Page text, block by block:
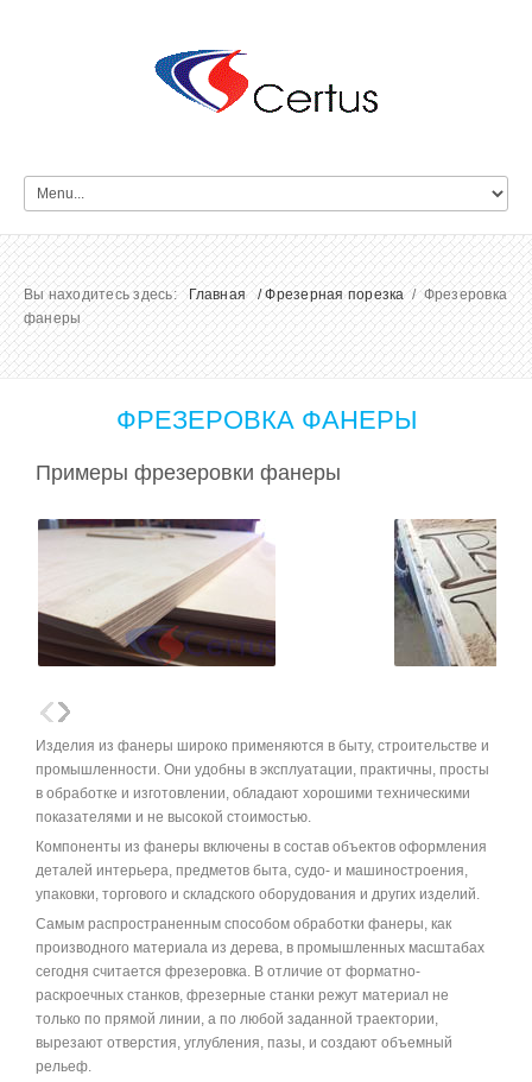
Вы находитесь здесь:Главная / Фрезерная порезка/ Фрезеровка
фанеры
ФРЕЗЕРОВКА ФАНЕРЫ
Примеры фрезеровки фанеры
Изделия из фанеры широко применяются в быту, строительстве и
промышленности. Они удобны в эксплуатации, практичны, просты
в обработке и изготовлении, обладают хорошими техническими
показателями и не высокой стоимостью.
Компоненты из фанеры включены в состав объектов оформления
деталей интерьера, предметов быта, судо- и машиностроения,
упаковки, торгового и складского оборудования и других изделий.
Самым распространенным способом обработки фанеры, как
производного материала из дерева, в промышленных масштабах
сегодня считается фрезеровка. В отличие от форматно-
раскроечных станков, фрезерные станки режут материал не
только по прямой линии, а по любой заданной траектории,
вырезают отверстия, углубления, пазы, и создают объемный
рельеф.